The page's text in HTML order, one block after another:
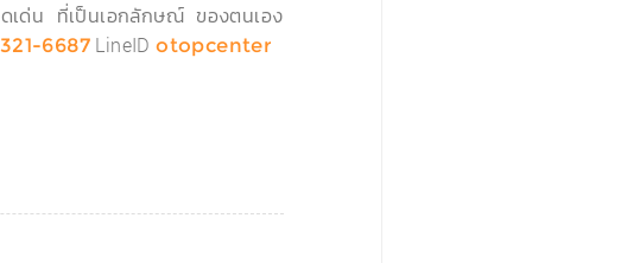
ด่น ที่เป็นเอกลักษณ์ ของตนเอง
6687LineIDotopcenter